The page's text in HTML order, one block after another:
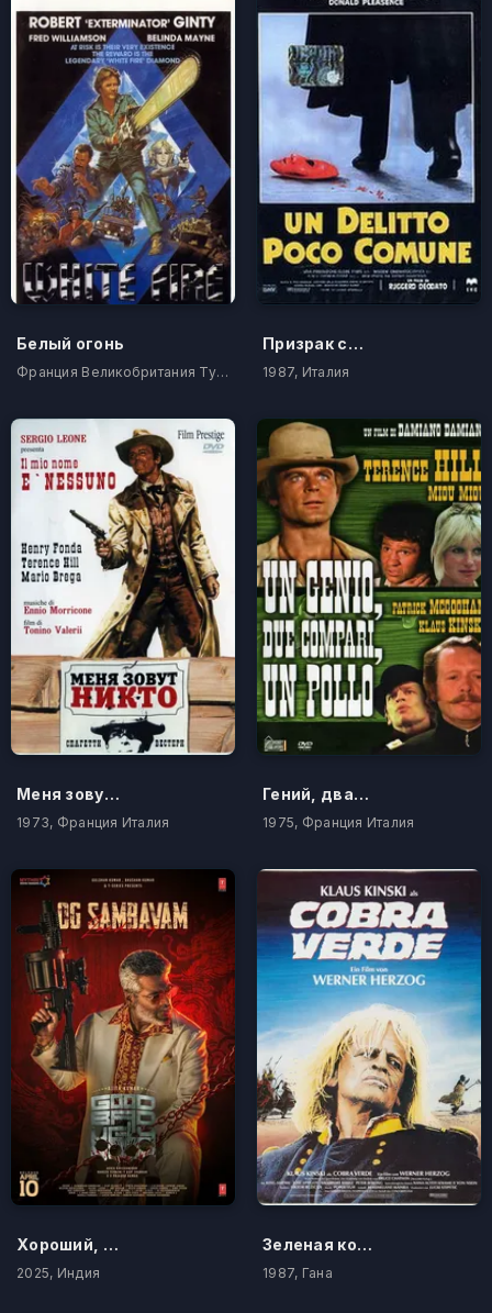
Белый огонь
Франция Великобритания Турция
Призрак смерти
1987, Италия
Меня зовут Никто
1973, Франция Италия
Гений, два земляка и птенчик
1975, Франция Италия
Хороший, плохой, злой
2025, Индия
Зеленая кобра
1987, Гана